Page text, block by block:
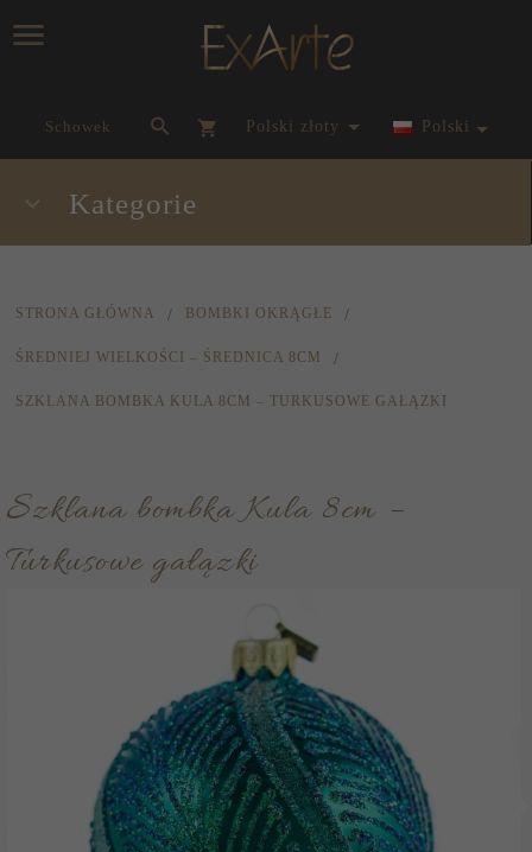
Schowek currency_h
polski złoty Polski
Kategorie
STRONA GŁÓWNA BOMBKI OKRĄGŁE
ŚREDNIEJ WIELKOŚCI – ŚREDNICA 8CM
SZKLANA BOMBKA KULA 8CM – TURKUSOWE GAŁĄZKI
Szklana bombka Kula 8cm –
Turkusowe gałązki